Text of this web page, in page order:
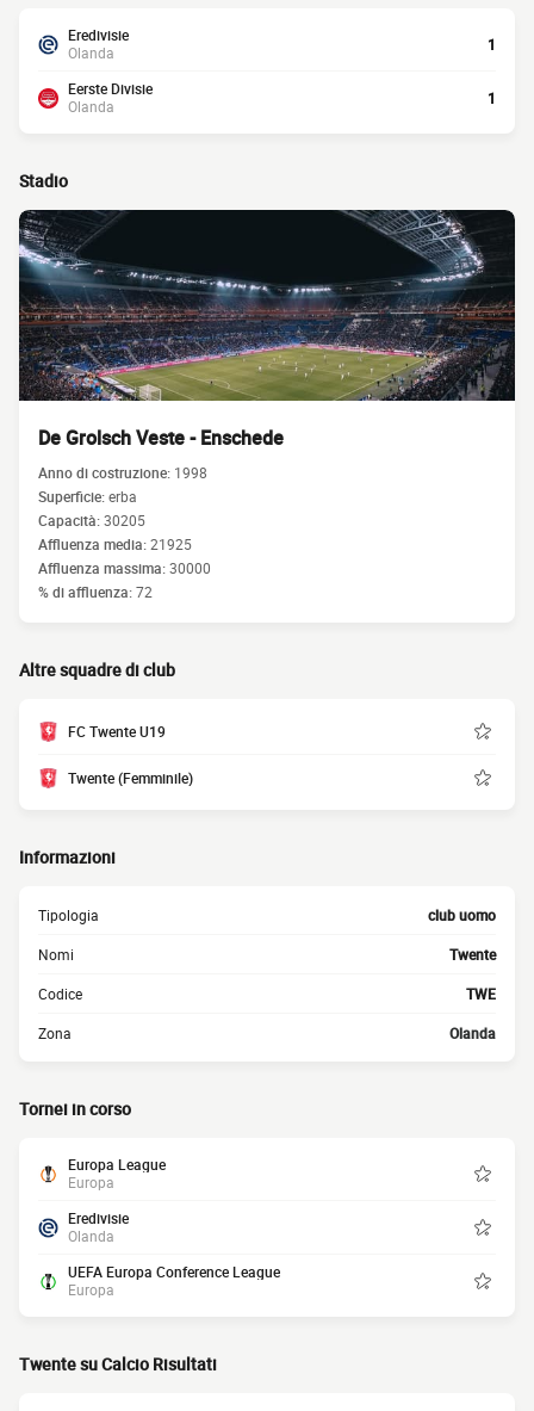
Eredivisie
Olanda
1
Eerste Divisie
Olanda
1
Stadio
De Grolsch Veste - Enschede
Anno di costruzione: 1998
Superficie:erba
Capacità:30205
Affluenza media:21925
Affluenza massima:30000
% di affluenza:72
Altre squadre di club
FC Twente U19
Twente (Femminile)
Informazioni
Tipologia club uomo
Nomi Twente
Codice TWE
Zona Olanda
Tornei in corso
Europa League
Europa
Eredivisie
Olanda
UEFA Europa Conference League
Europa
Twente su Calcio Risultati